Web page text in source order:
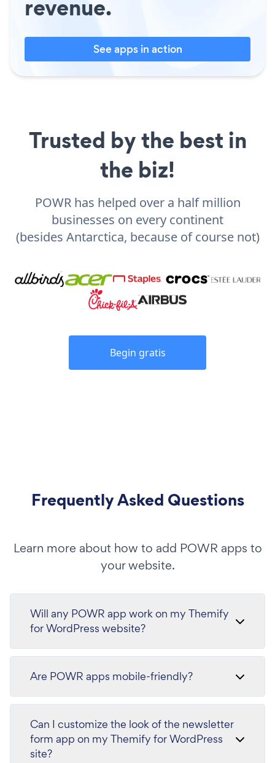
revenue.
See apps in action
Trusted by the best in
the biz!
POWR has helped over a half million
businesses on every continent
(besides Antarctica, because of course not)
Begin gratis
Frequently Asked Questions
Learn more about how to add POWR apps to
your website.
Will any POWR app work on my Themify
for WordPress website?
Are POWR apps mobile-friendly?
Can I customize the look of the newsletter
form app on my Themify for WordPress
site?